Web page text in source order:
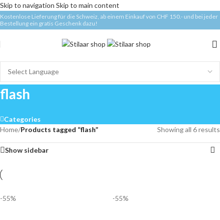
Skip to navigation Skip to main content
Kostenlose Lieferung für die Schweiz, ab einem Einkauf von CHF 150.- und bei jeder
Bestellung ein gratis Geschenk dazu!
flash
Categories
Home/Products tagged “flash” Showing all 6 results
Show sidebar
-55% -55%